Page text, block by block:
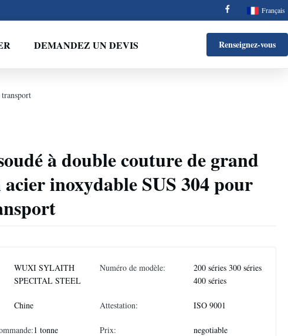
Français
DEMANDEZ UN DEVIS Renseignez-vous
à double couture de grand
inoxydable SUS 304 pour
WUXI SYLAITH
SPECITAL STEEL
Numéro de modèle:
200 séries 300 séries
400 séries
Chine Attestation: ISO 9001
1 tonne Prix: negotiable